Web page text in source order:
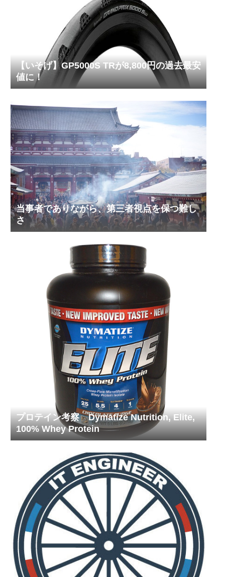
【いそげ】GP5000S TRが8,800円の過去最安
値に！
当事者でありながら、第三者視点を保つ難し
さ
プロテイン考察 Dymatize Nutrition, Elite,
100% Whey Protein